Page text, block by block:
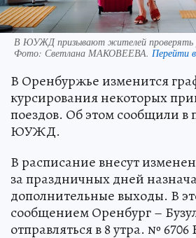
В ЮУЖД призывают жителей проверять
Фото: Светлана МАКОВЕЕВА. Перейти
В Оренбуржье изменится
курсирования некоторых
поездов. Об этом сообщили в
ЮУЖД.
В расписание внесут
за праздничных дней
дополнительные выходы. В
сообщением Оренбург –
отправляться в 8 утра. № 6706